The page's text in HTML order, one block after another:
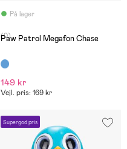
På lager
(0)
Paw Patrol Megafon Chase
149 kr
Vejl. pris: 169 kr
Supergod pris